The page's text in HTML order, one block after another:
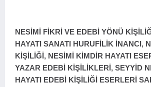
NESİMİ FİKRİ VE EDEBİ YÖNÜ
HAYATI SANATI HURUFİLİK İNANCI,
KİŞİLİĞİ, NESİMİ KİMDİR HAYATI
YAZAR EDEBİ KİŞİLİKLERİ, SEYYİD
HAYATI EDEBİ KİŞİLİĞİ ESERLERİ